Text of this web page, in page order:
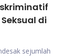
di
sejumlah